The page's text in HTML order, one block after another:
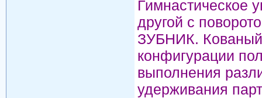
Гимнастическое
другой с
ЗУБНИК. Кованый
конфигурации
выполнения
удерживания